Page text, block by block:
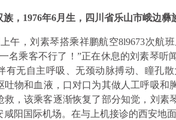
族，1976年6月生，四川省乐山市峨边
上午，刘素琴搭乘祥鹏航空8l9673次
名乘客不行了！”正在休息的刘素琴
有无自主呼吸、无颈动脉搏动、瞳孔
吐物和血液，口对口为其做人工呼吸
救，该乘客逐渐恢复了部分知觉，刘
咸阳国际机场。在与上机接诊的西安地